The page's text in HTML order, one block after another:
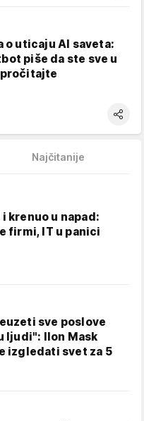
o uticaju AI saveta:
piše da ste sve u
Najčitanije
krenuo u napad:
firmi, IT u panici
sve poslove
ljudi": Ilon Mask
izgledati svet za 5